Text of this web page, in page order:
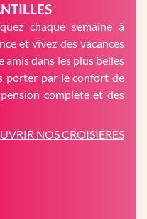
chaque semaine à
et vivez des vacances
dans les plus belles
porter par le confort de
complète et des
NOS CROISIÈRES